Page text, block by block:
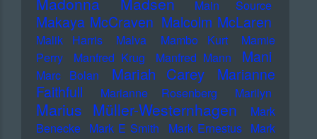
Main Source
Makaya McCraven Malcolm McLaren
Malik Harris Malva Mambo Kurt
Mamie
Perry
Manfred Krug Manfred Mann Mani
Marc Bolan Mariah Carey
Marianne
Faithfull
Marianne Rosenberg Marilyn
Marius Müller-Westernhagen
Mark
Benecke Mark E Smith Mark Ernestus Mark